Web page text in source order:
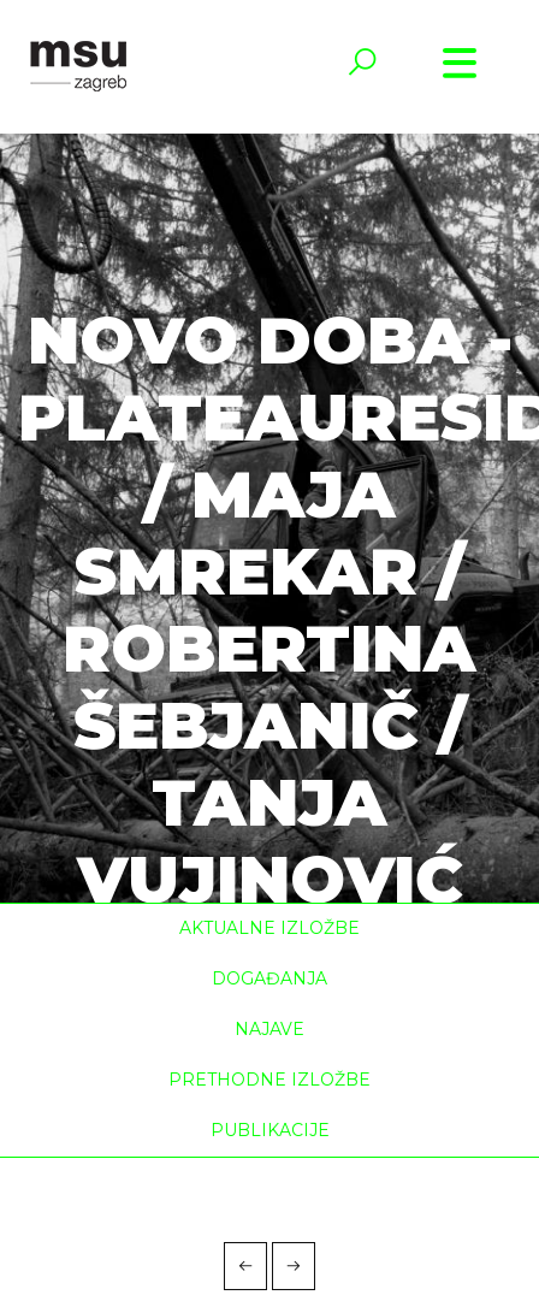
NOVO DOBA -
/ MAJA
SMREKAR /
ROBERTINA
ŠEBJANIČ /
TANJA
VUJINOVIĆ
robertina ...
AKTUALNE IZLOŽBE
DOGAĐANJA
NAJAVE
PRETHODNE IZLOŽBE
PUBLIKACIJE